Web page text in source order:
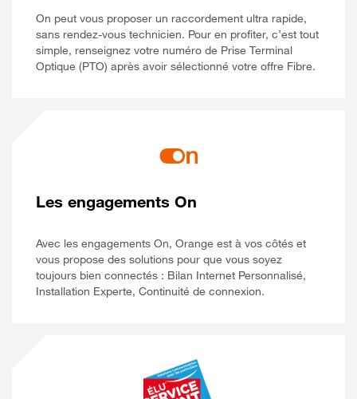
On peut vous proposer un raccordement ultra rapide,
sans rendez-vous technicien. Pour en profiter, c’est tout
simple, renseignez votre numéro de Prise Terminal
Optique (PTO) après avoir sélectionné votre offre Fibre.
Les engagements On
Avec les engagements On, Orange est à vos côtés et
vous propose des solutions pour que vous soyez
toujours bien connectés : Bilan Internet Personnalisé,
Installation Experte, Continuité de connexion.